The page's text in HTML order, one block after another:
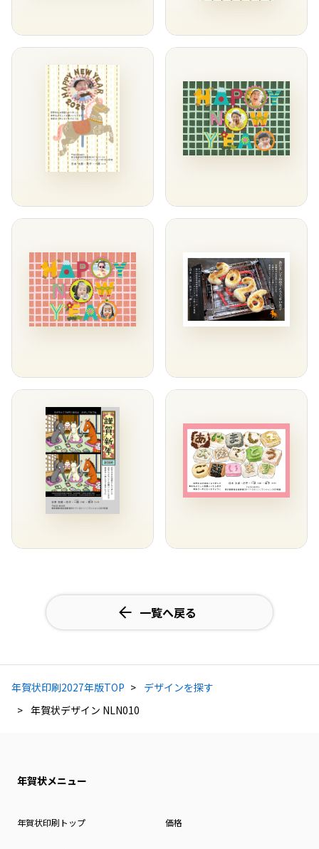
一覧へ戻る
年賀状印刷2027年版TOP
デザインを探す
年賀状デザイン NLN010
年賀状メニュー
年賀状印刷トップ 価格